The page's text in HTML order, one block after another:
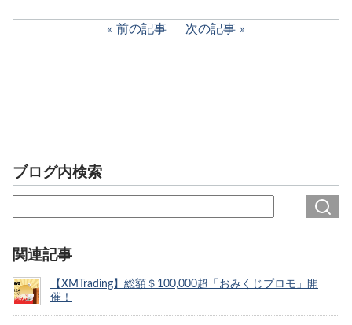
前の記事 次の記事
ブログ内検索
関連記事
【XMTrading】総額＄100,000超「おみくじプロモ」開
催！